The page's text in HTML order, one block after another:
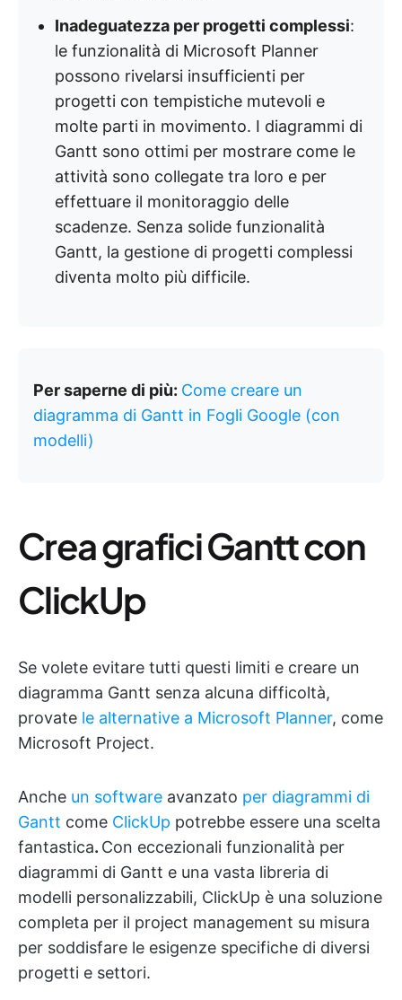
Inadeguatezza per progetti complessi:
le funzionalità di Microsoft Planner
possono rivelarsi insufficienti per
progetti con tempistiche mutevoli e
molte parti in movimento. I diagrammi di
Gantt sono ottimi per mostrare come le
attività sono collegate tra loro e per
effettuare il monitoraggio delle
scadenze. Senza solide funzionalità
Gantt, la gestione di progetti complessi
diventa molto più difficile.
Per saperne di più: Come creare un
diagramma di Gantt in Fogli Google (con
modelli)
Crea grafici Gantt con
ClickUp
Se volete evitare tutti questi limiti e creare un
diagramma Gantt senza alcuna difficoltà,
provate le alternative a Microsoft Planner, come
Microsoft Project.
Anche un software avanzato per diagrammi di
Gantt come ClickUp potrebbe essere una scelta
fantastica. Con eccezionali funzionalità per
diagrammi di Gantt e una vasta libreria di
modelli personalizzabili, ClickUp è una soluzione
completa per il project management su misura
per soddisfare le esigenze specifiche di diversi
progetti e settori.